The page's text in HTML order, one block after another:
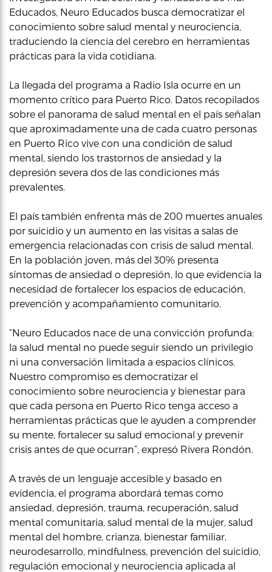
Educados, Neuro Educados busca democratizar el
conocimiento sobre salud mental y neurociencia,
traduciendo la ciencia del cerebro en herramientas
prácticas para la vida cotidiana.
La llegada del programa a Radio Isla ocurre en un
momento crítico para Puerto Rico. Datos recopilados
sobre el panorama de salud mental en el país señalan
que aproximadamente una de cada cuatro personas
en Puerto Rico vive con una condición de salud
mental, siendo los trastornos de ansiedad y la
depresión severa dos de las condiciones más
prevalentes.
El país también enfrenta más de 200 muertes anuales
por suicidio y un aumento en las visitas a salas de
emergencia relacionadas con crisis de salud mental.
En la población joven, más del 30% presenta
síntomas de ansiedad o depresión, lo que evidencia la
necesidad de fortalecer los espacios de educación,
prevención y acompañamiento comunitario.
“Neuro Educados nace de una convicción profunda:
la salud mental no puede seguir siendo un privilegio
ni una conversación limitada a espacios clínicos.
Nuestro compromiso es democratizar el
conocimiento sobre neurociencia y bienestar para
que cada persona en Puerto Rico tenga acceso a
herramientas prácticas que le ayuden a comprender
su mente, fortalecer su salud emocional y prevenir
crisis antes de que ocurran”, expresó Rivera Rondón.
A través de un lenguaje accesible y basado en
evidencia, el programa abordará temas como
ansiedad, depresión, trauma, recuperación, salud
mental comunitaria, salud mental de la mujer, salud
mental del hombre, crianza, bienestar familiar,
neurodesarrollo, mindfulness, prevención del suicidio,
regulación emocional y neurociencia aplicada al